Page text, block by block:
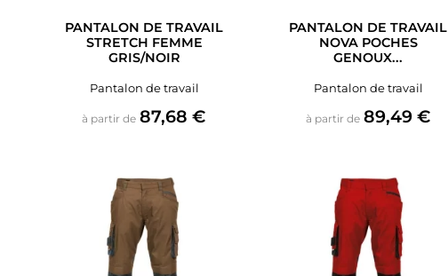
PANTALON DE TRAVAIL
STRETCH FEMME
GRIS/NOIR
Pantalon de travail
à partir de Prix
87,68 €
PANTALON DE TRAVAIL
NOVA POCHES
GENOUX...
Pantalon de travail
à partir de Prix
89,49 €